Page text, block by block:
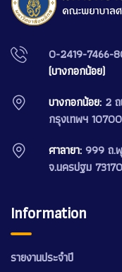
0-2419-7466-
(บางกอกน้อย)
บางกอกน้อย: 2
กรุงเทพฯ 10700
ศาลายา: 999 ถ.
จ.นครปฐม 73170
Information
รายงานประจำปี